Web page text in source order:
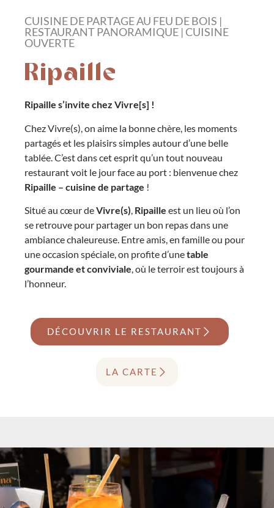
CUISINE DE PARTAGE AU FEU DE BOIS |
RESTAURANT PANORAMIQUE | CUISINE
OUVERTE
Ripaille
Ripaille s’invite chez Vivre[s] !
Chez Vivre(s), on aime la bonne chère, les moments
partagés et les plaisirs simples autour d’une belle
tablée. C’est dans cet esprit qu’un tout nouveau
restaurant voit le jour face au port : bienvenue chez
Ripaille – cuisine de partage !
Situé au cœur deVivre(s), Ripaille est un lieu où l’on
se retrouve pour partager un bon repas dans une
ambiance chaleureuse. Entre amis, en famille ou pour
une occasion spéciale, on profite d’unetable
gourmande et conviviale, où le terroir est toujours à
l’honneur.
DÉCOUVRIR LE RESTAURANT
LA CARTE